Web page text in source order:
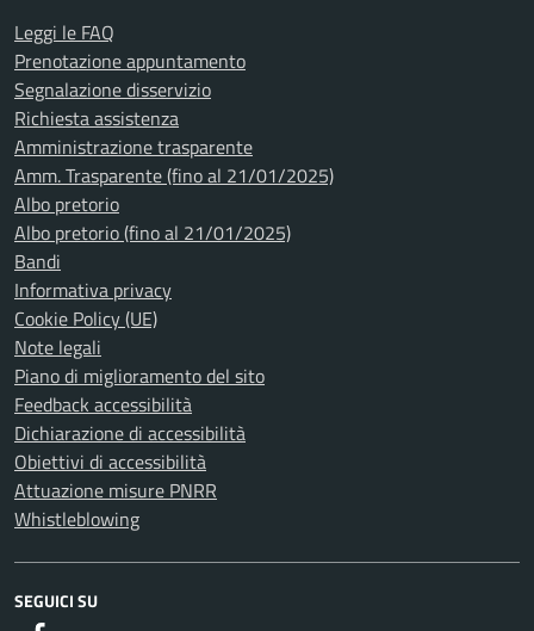
Leggi le FAQ
Prenotazione appuntamento
Segnalazione disservizio
Richiesta assistenza
Amministrazione trasparente
Amm. Trasparente (fino al 21/01/2025)
Albo pretorio
Albo pretorio (fino al 21/01/2025)
Bandi
Informativa privacy
Cookie Policy (UE)
Note legali
Piano di miglioramento del sito
Feedback accessibilità
Dichiarazione di accessibilità
Obiettivi di accessibilità
Attuazione misure PNRR
Whistleblowing
SEGUICI SU